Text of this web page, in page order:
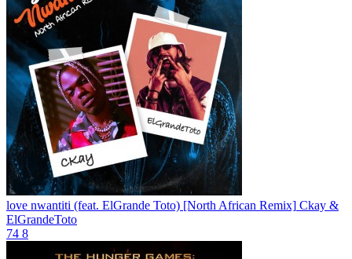
love nwantiti (feat. ElGrande Toto) [North African Remix] Ckay &
ElGrandeToto
74 8